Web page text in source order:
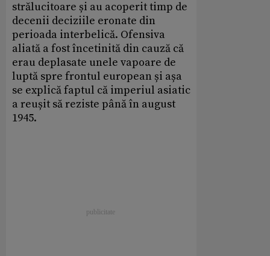
strălucitoare și au acoperit timp de
decenii deciziile eronate din
perioada interbelică. Ofensiva
aliată a fost încetinită din cauză că
erau deplasate unele vapoare de
luptă spre frontul european și așa
se explică faptul că imperiul asiatic
a reușit să reziste până în august
1945.